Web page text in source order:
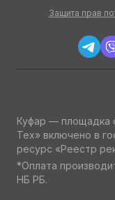
Защита прав
Куфар — площадка
Тех» включено в
ресурс «Реестр
*Оплата
НБ РБ.